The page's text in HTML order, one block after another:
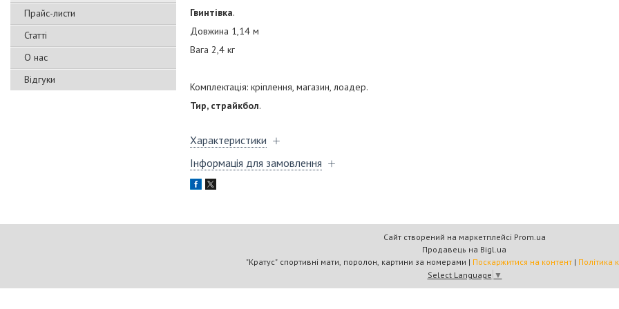
Прайс-листи
Статті
О нас
Відгуки
Гвинтівка.
Довжина 1,14 м
Вага 2,4 кг
Комплектація: кріплення, магазин, лоадер.
Тир, страйкбол.
Характеристики
Інформація для замовлення
Сайт створений на маркетплейсі Prom.ua
Продавець на Bigl.ua
"Кратус" спортивні мати, поролон, картини за номерами | Поскаржитися на контент | Політика
Select Language ▼